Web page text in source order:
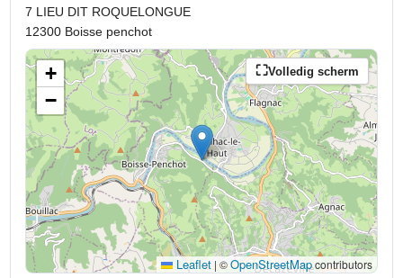
Situation
✓ Campagne
7 LIEU DIT ROQUELONGUE
12300 Boisse penchot
Volledig scherm
+
−
Leaflet |©OpenStreetMapcontributors